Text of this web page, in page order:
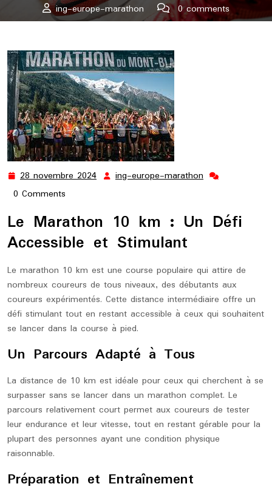
ing-europe-marathon
0 comments
Marathon 10 km : Une Course Accessible et Stimulante
28 novembre 2024 28 ing-europe-marathon ing-
0 Comments
Le Marathon 10 km : Un Défi
Accessible et Stimulant
Le marathon 10 km est une course populaire qui attire de
nombreux coureurs de tous niveaux, des débutants aux
coureurs expérimentés. Cette distance intermédiaire offre un
défi stimulant tout en restant accessible à ceux qui souhaitent
se lancer dans la course à pied.
Un Parcours Adapté à Tous
La distance de 10 km est idéale pour ceux qui cherchent à se
surpasser sans se lancer dans un marathon complet. Le
parcours relativement court permet aux coureurs de tester
leur endurance et leur vitesse, tout en restant gérable pour la
plupart des personnes ayant une condition physique
raisonnable.
Préparation et Entraînement